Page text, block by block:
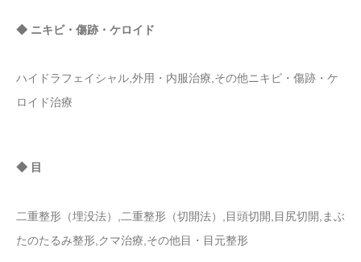
◆ ニキビ・傷跡・ケロイド
ハイドラフェイシャル,外用・内服治療,その他ニキビ・傷跡・ケ
ロイド治療
◆ 目
二重整形（埋没法）,二重整形（切開法）,目頭切開,目尻切開,まぶ
たのたるみ整形,クマ治療,その他目・目元整形